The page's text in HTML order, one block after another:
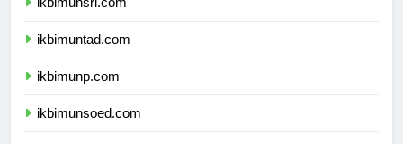
ikbimuntad.com
ikbimunp.com
ikbimunsoed.com